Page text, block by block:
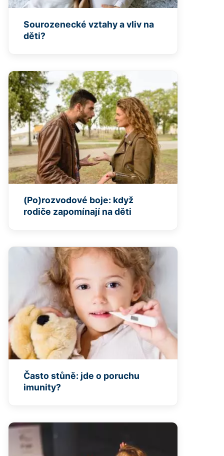
Sourozenecké vztahy a vliv na
děti?
(Po)rozvodové boje: když
rodiče zapomínají na děti
Často stůně: jde o poruchu
imunity?